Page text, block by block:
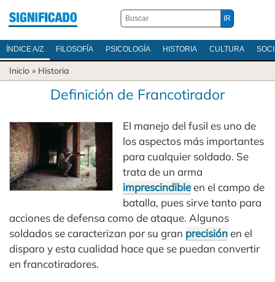
ÍNDICE A/Z FILOSOFÍA PSICOLOGÍA HISTORIA CULTURA
Inicio » Historia
Definición de Francotirador
El manejo del fusil es uno de
los aspectos más importantes
para cualquier soldado. Se
trata de un arma
imprescindibleen el campo de
batalla, pues sirve tanto para
acciones de defensa como de ataque. Algunos
soldados se caracterizan por su gran precisiónen el
disparo y esta cualidad hace que se puedan convertir
en francotiradores.